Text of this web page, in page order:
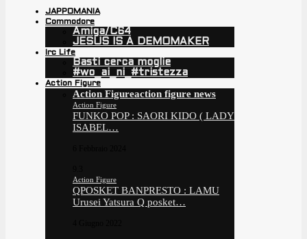
JAPPOMANIA
Commodore
Amiga/C64
JESUS IS A DEMOMAKER
Irc Life
Basti cerca moglie
#wo_ai_ni_#tristezza
Action Figure
Action Figureaction figure news
Action Figure
FUNKO POP : SAORI KIDO ( LADY
ISABEL…
Action Figure
QPOSKET BANPRESTO : LAMU
Urusei Yatsura Q posket…